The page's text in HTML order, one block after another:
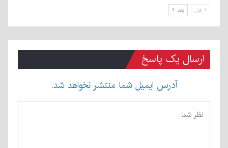
قبل بعد
ارسال یک پاسخ
آدرس ایمیل شما منتشر نخواهد شد.